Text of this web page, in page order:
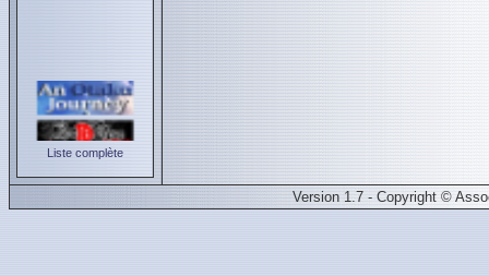
Liste complète
Version 1.7 - Copyright ©